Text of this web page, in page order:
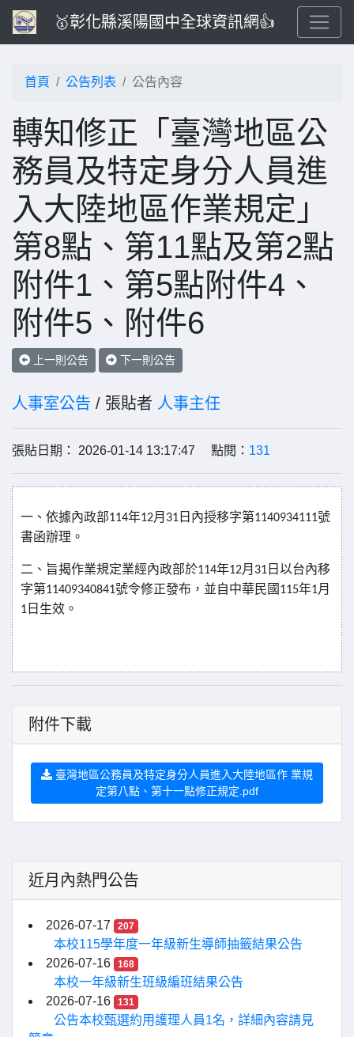
🥇彰化縣溪陽國中全球資訊網👍
首頁 公告列表 公告內容
轉知修正「臺灣地區公
務員及特定身分人員進
入大陸地區作業規定」
第8點、第11點及第2點
附件1、第5點附件4、
附件5、附件6
上一則公告 下一則公告
人事室公告 / 張貼者 人事主任
張貼日期： 2026-01-14 13:17:47 點閱： 131
一、依據內政部114年12月 31 日內授移字第1140934111號
書函辦理。
二、旨揭作業規定業經內政部於114年12月 31 日以台內移
字第11409340841號令修正發布，並自中華民國 115年1月
1 日生效。
附件下載
臺灣地區公務員及特定身分人員進入大陸地區作 業規
定第八點、第十一點修正規定.pdf
近月內熱門公告
2026-07-17 207
本校115學年度一年級新生導師抽籤結果公告
2026-07-16
168
本校一年級新生班級編班結果公告
2026-07-16
131
公告本校甄選約用護理人員1名，詳細內容請見